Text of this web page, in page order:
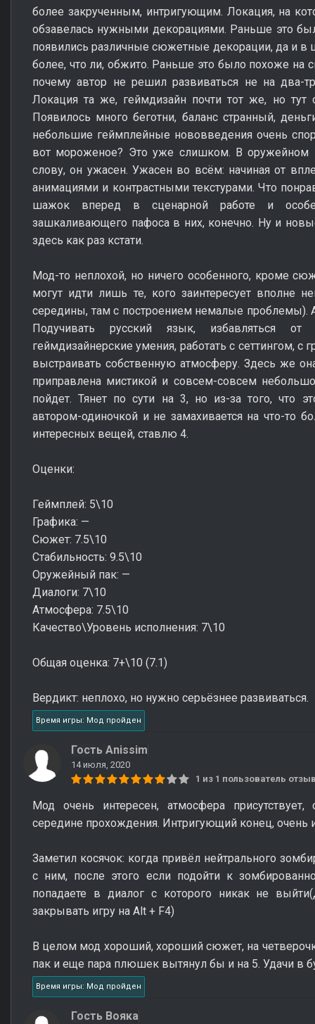
более закрученным, интригующим. Локация, на
обзавелась нужными декорациями. Раньше это
появились различные сюжетные декорации, да и в
более, что ли, обжито. Раньше это было похоже на
почему автор не решил развиваться не на два-
Локация та же, геймдизайн почти тот же, но тут
Появилось много беготни, баланс странный,
небольшие геймплейные нововведения очень
вот мороженое? Это уже слишком. В оружейном
слову, он ужасен. Ужасен во всём: начиная от
анимациями и контрастными текстурами. Что
шажок вперед в сценарной работе и
зашкаливающего пафоса в них, конечно. Ну и
здесь как раз кстати.
Мод-то неплохой, но ничего особенного, кроме
могут идти лишь те, кого заинтересует вполне
середины, там с построением немалые проблемы).
Подучивать русский язык, избавляться от
геймдизайнерские умения, работать с сеттингом,
выстраивать собственную атмосферу. Здесь же
приправлена мистикой и совсем-совсем
пойдет. Тянет по сути на 3, но из-за того, что
автором-одиночкой и не замахивается на что-то
интересных вещей, ставлю 4.
Оценки:
Геймплей: 5\10
Графика: —
Сюжет: 7.5\10
Стабильность: 9.5\10
Оружейный пак: —
Диалоги: 7\10
Атмосфера: 7.5\10
Качество\Уровень исполнения: 7\10
Общая оценка: 7+\10 (7.1)
Вердикт: неплохо, но нужно серьёзнее развиваться.
Время игры: Мод пройден
Гость Anissim
14 июля, 2020
1 из 1 пользователь
Мод очень интересен, атмосфера
середине прохождения. Интригующий конец, очень
Заметил косячок: когда привёл нейтрального
с ним, после этого если подойти к
попадаете в диалог с которого никак не
закрывать игру на Alt + F4)
В целом мод хороший, хороший сюжет, на
пак и еще пара плюшек вытянул бы и на 5. Удачи в
Время игры: Мод пройден
Гость Вояка